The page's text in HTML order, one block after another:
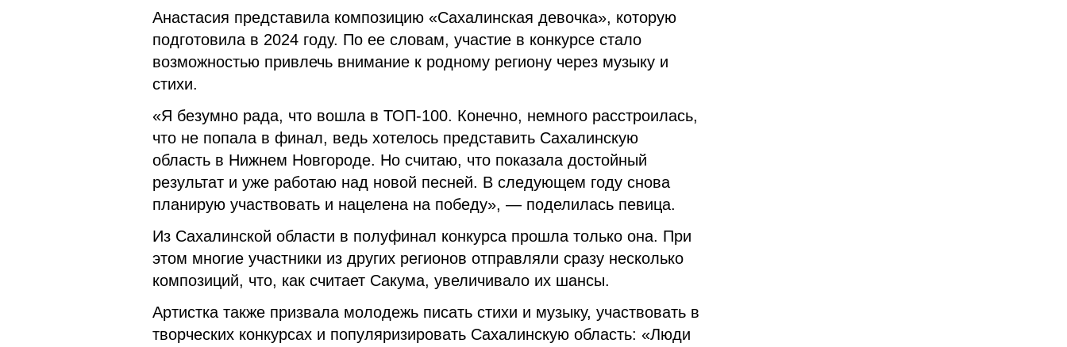
Анастасия представила композицию «Сахалинская девочка», которую
подготовила в 2024 году. По ее словам, участие в конкурсе стало
возможностью привлечь внимание к родному региону через музыку и
стихи.
«Я безумно рада, что вошла в ТОП-100. Конечно, немного расстроилась,
что не попала в финал, ведь хотелось представить Сахалинскую
область в Нижнем Новгороде. Но считаю, что показала достойный
результат и уже работаю над новой песней. В следующем году снова
планирую участвовать и нацелена на победу», — поделилась певица.
Из Сахалинской области в полуфинал конкурса прошла только она. При
этом многие участники из других регионов отправляли сразу несколько
композиций, что, как считает Сакума, увеличивало их шансы.
Артистка также призвала молодежь писать стихи и музыку, участвовать в
творческих конкурсах и популяризировать Сахалинскую область: «Люди